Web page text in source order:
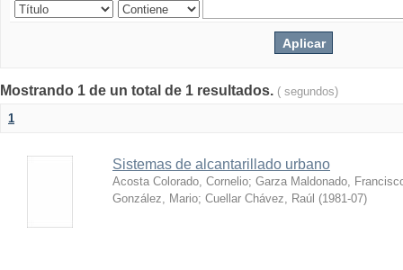
Mostrando 1 de un total de 1 resultados. ( segundos)
1
Sistemas de alcantarillado urbano
Acosta Colorado, Cornelio; Garza Maldonado,
González, Mario; Cuellar Chávez, Raúl (1981-07)